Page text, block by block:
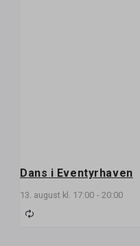
Dans i Eventyrhaven
13. august kl. 17:00 - 20:00